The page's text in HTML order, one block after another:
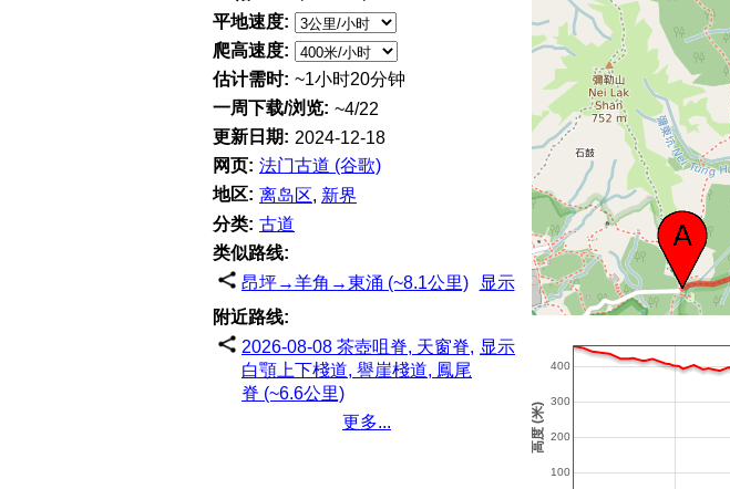
平地速度:
爬高速度:
估计需时: ~1小时20分钟
一周下载/浏览: ~4/22
更新日期: 2024-12-18
网页: 法门古道 (谷歌)
地区: 离岛区, 新界
分类: 古道
类似路线:
昂坪→羊角→東涌 (~8.1公里)
显示
附近路线:
2026-08-08 茶壺咀脊, 天窗脊,
白顎上下棧道, 譽崖棧道, 鳳尾
脊 (~6.6公里)
显示
更多...